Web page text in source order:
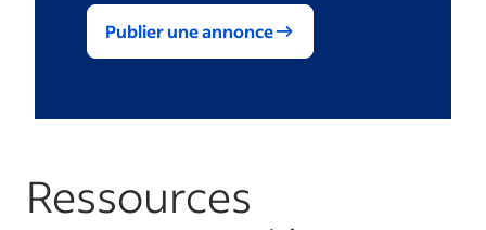
Publier une annonce
Ressources